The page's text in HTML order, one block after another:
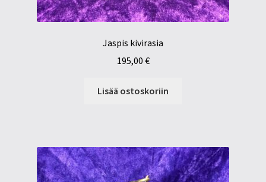
Jaspis kivirasia
195,00 €
Lisää ostoskoriin